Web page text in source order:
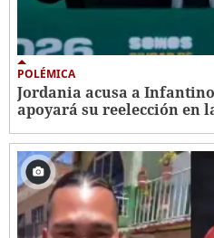
POLÉMICA
Jordania acusa a
apoyará su reelección en